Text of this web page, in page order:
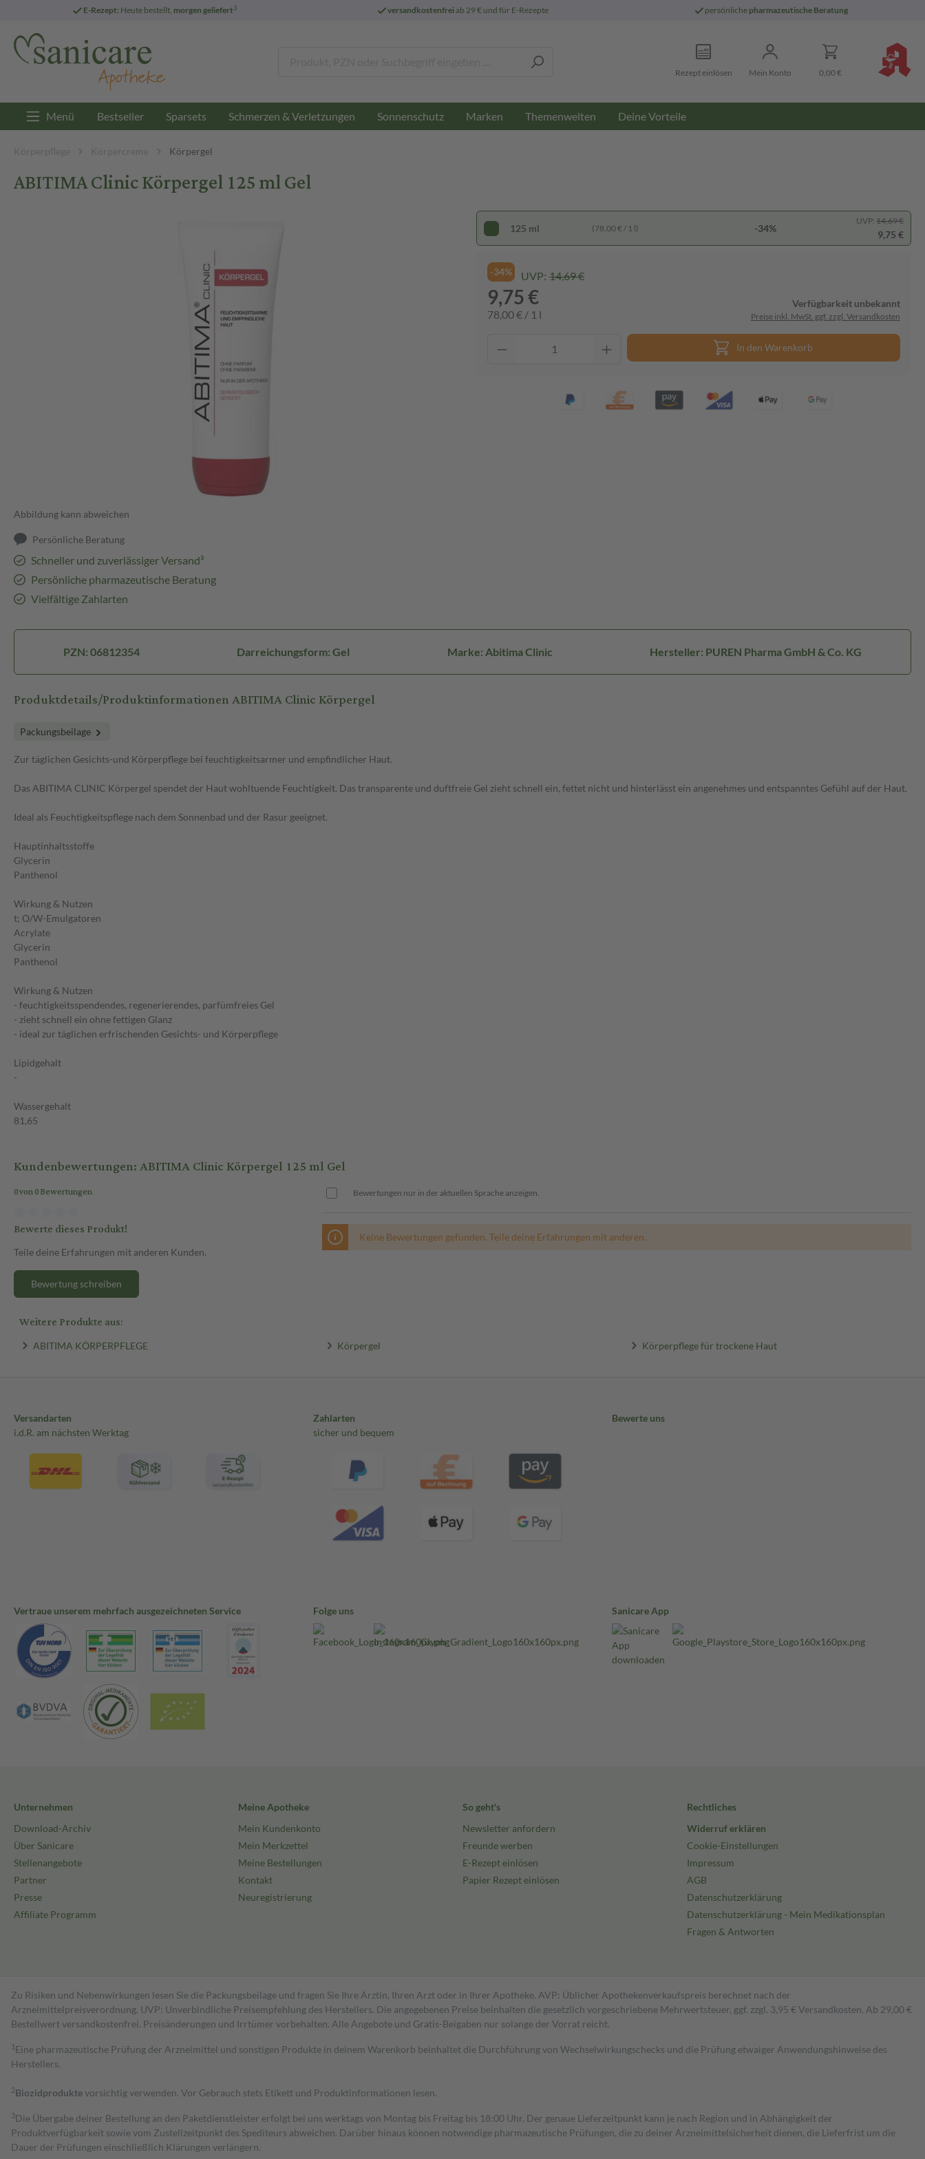
E-Rezept: Heute bestellt, morgen geliefert3 versandkostenfreiab 29 € und für E-Rezepte persönliche pharmazeutische Beratung
Rezept einlösen Mein Konto 0,00 €
Menü Bestseller Sparsets Schmerzen & Verletzungen Sonnenschutz Marken Themenwelten Deine Vorteile
Körperpflege Körpercreme Körpergel
ABITIMA Clinic Körpergel 125 ml Gel
Abbildung kann abweichen
Persönliche Beratung
Schneller und zuverlässiger Versand³
Persönliche pharmazeutische Beratung
Vielfältige Zahlarten
125 ml (78,00 € / 1 l) -34%
UVP: 14,69 €
9,75 €
-34% UVP: 14,69 €
9,75 €
78,00 € / 1 l
Verfügbarkeit unbekannt
Preise inkl. MwSt. ggf. zzgl. Versandkosten
In den Warenkorb
PZN: 06812354 Darreichungsform: Gel Marke: Abitima Clinic Hersteller: PUREN Pharma GmbH & Co. KG
Produktdetails/Produktinformationen ABITIMA Clinic Körpergel
Packungsbeilage
Zur täglichen Gesichts-und Körperpflege bei feuchtigkeitsarmer und empfindlicher Haut.
Das ABITIMA CLINIC Körpergel spendet der Haut wohltuende Feuchtigkeit. Das transparente und duftfreie Gel zieht schnell ein, fettet nicht und hinterlässt ein angenehmes und entspanntes Gefühl auf der Haut.
Ideal als Feuchtigkeitspflege nach dem Sonnenbad und der Rasur geeignet.
Hauptinhaltsstoffe
Glycerin
Panthenol
Wirkung & Nutzen
t; O/W-Emulgatoren
Acrylate
Glycerin
Panthenol
Wirkung & Nutzen
- feuchtigkeitsspendendes, regenerierendes, parfümfreies Gel
- zieht schnell ein ohne fettigen Glanz
- ideal zur täglichen erfrischenden Gesichts- und Körperpflege
Lipidgehalt
-
Wassergehalt
81,65
Kundenbewertungen: ABITIMA Clinic Körpergel 125 ml Gel
0 von 0 Bewertungen
Bewerte dieses Produkt!
Teile deine Erfahrungen mit anderen Kunden.
Bewertung schreiben
Bewertungen nur in der aktuellen Sprache anzeigen.
Keine Bewertungen gefunden. Teile deine Erfahrungen mit anderen.
Weitere Produkte aus:
ABITIMA KÖRPERPFLEGE Körpergel Körperpflege für trockene Haut
Versandarten
i.d.R. am nächsten Werktag
Zahlarten
sicher und bequem
Bewerte uns
Vertraue unserem mehrfach ausgezeichneten Service Folge uns Sanicare App
Unternehmen
Download-Archiv
Über Sanicare
Stellenangebote
Partner
Presse
Affiliate Programm
Meine Apotheke
Mein Kundenkonto
Mein Merkzettel
Meine Bestellungen
Kontakt
Neuregistrierung
So geht's
Newsletter anfordern
Freunde werben
E-Rezept einlösen
Papier Rezept einlösen
Rechtliches
Widerruf erklären
Cookie-Einstellungen
Impressum
AGB
Datenschutzerklärung
Datenschutzerklärung - Mein Medikationsplan
Fragen & Antworten
Zu Risiken und Nebenwirkungen lesen Sie die Packungsbeilage und fragen Sie Ihre Ärztin, Ihren Arzt oder in Ihrer Apotheke. AVP: Üblicher Apothekenverkaufspreis berechnet nach der
Arzneimittelpreisverordnung. UVP: Unverbindliche Preisempfehlung des Herstellers. Die angegebenen Preise beinhalten die gesetzlich vorgeschriebene Mehrwertsteuer, ggf. zzgl. 3,95 € Versandkosten. Ab 29,00 €
Bestell­wert versand­kosten­frei. Preisänderungen und Irrtümer vorbehalten. Alle Angebote und Gratis-Beigaben nur solange der Vorrat reicht.
1 Eine pharmazeutische Prüfung der Arzneimittel und sonstigen Produkte in deinem Warenkorb beinhaltet die Durchführung von Wechselwirkungschecks und die Prüfung etwaiger Anwendungshinweise des
Herstellers.
2Biozidproduktevorsichtig verwenden. Vor Gebrauch stets Etikett und Produktinformationen lesen.
3Die Übergabe deiner Bestellung an den Paketdienstleister erfolgt bei uns werktags von Montag bis Freitag bis 18:00 Uhr. Der genaue Lieferzeitpunkt kann je nach Region und in Abhängigkeit der
Produktverfügbarkeit sowie vom Zustellzeitpunkt des Spediteurs abweichen. Darüber hinaus können notwendige pharmazeutische Prüfungen, die zu deiner Arzneimittelsicherheit dienen, die Lieferfrist um die
Dauer der Prüfungen einschließlich Klärungen verlängern.